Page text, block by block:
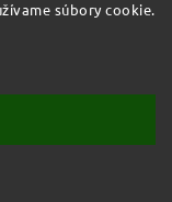
súbory cookie.
vyhradené.